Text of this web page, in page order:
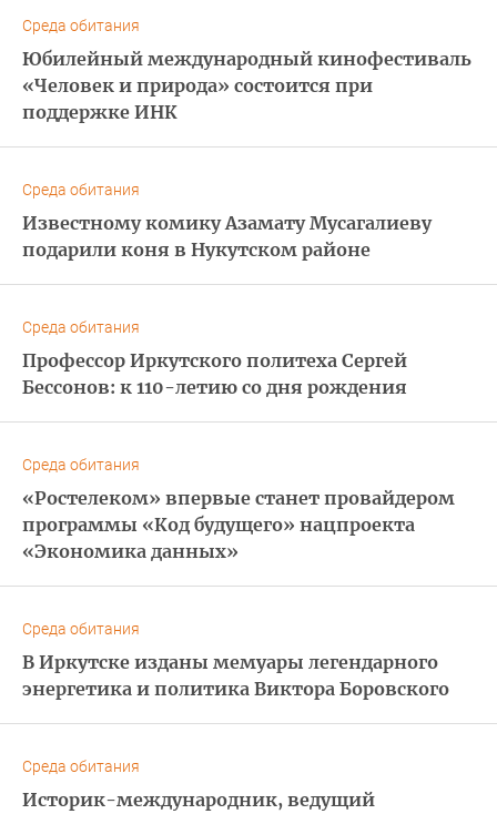
Среда обитания
Юбилейный международный кинофестиваль
«Человек и природа» состоится при
поддержке ИНК
Среда обитания
Известному комику Азамату Мусагалиеву
подарили коня в Нукутском районе
Среда обитания
Профессор Иркутского политеха Сергей
Бессонов: к 110-летию со дня рождения
Среда обитания
«Ростелеком» впервые станет провайдером
программы «Код будущего» нацпроекта
«Экономика данных»
Среда обитания
В Иркутске изданы мемуары легендарного
энергетика и политика Виктора Боровского
Среда обитания
Историк-международник, ведущий